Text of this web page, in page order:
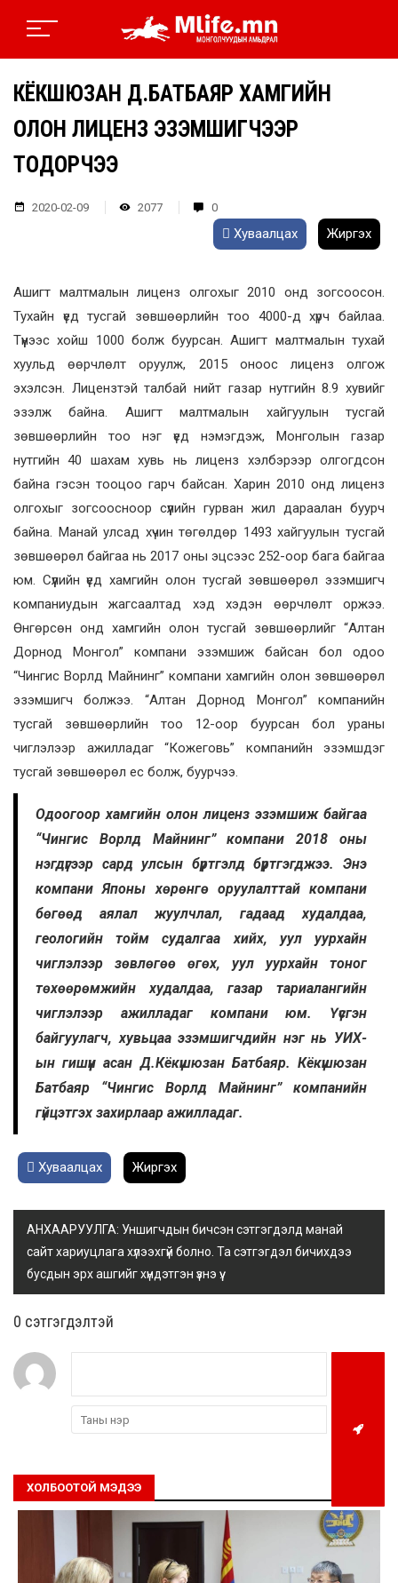
КЁКҮШЮЗАН Д.БАТБАЯР ХАМГИЙН
ОЛОН ЛИЦЕНЗ ЭЗЭМШИГЧЭЭР
ТОДОРЧЭЭ
2020-02-09 2077 0
Хуваалцах Жиргэх
Ашигт малтмалын лиценз олгохыг 2010 онд зогсоосон.
Тухайн үед тусгай зөвшөөрлийн тоо 4000-д хүрч байлаа.
Түүнээс хойш 1000 болж буурсан. Ашигт малтмалын тухай
хуульд өөрчлөлт оруулж, 2015 оноос лиценз олгож
эхэлсэн. Лицензтэй талбай нийт газар нутгийн 8.9 хувийг
эзэлж байна. Ашигт малтмалын хайгуулын тусгай
зөвшөөрлийн тоо нэг үед нэмэгдэж, Монголын газар
нутгийн 40 шахам хувь нь лиценз хэлбэрээр олгогдсон
байна гэсэн тооцоо гарч байсан. Харин 2010 онд лиценз
олгохыг зогсоосноор сүүлийн гурван жил дараалан буурч
байна. Манай улсад хүчин төгөлдөр 1493 хайгуулын тусгай
зөвшөөрөл байгаа нь 2017 оны эцсээс 252-оор бага байгаа
юм. Сүүлийн үед хамгийн олон тусгай зөвшөөрөл эзэмшигч
компаниудын жагсаалтад хэд хэдэн өөрчлөлт оржээ.
Өнгөрсөн онд хамгийн олон тусгай зөвшөөрлийг “Алтан
Дорнод Монгол” компани эзэмшиж байсан бол одоо
“Чингис Ворлд Майнинг” компани хамгийн олон зөвшөөрөл
эзэмшигч болжээ. “Алтан Дорнод Монгол” компанийн
тусгай зөвшөөрлийн тоо 12­-оор буурсан бол ураны
чиглэлээр ажилладаг “Кожеговь” компанийн эзэмшдэг
тусгай зөвшөөрөл ес болж, буурчээ.
Одоогоор хамгийн олон лиценз эзэмшиж байгаа
“Чингис Ворлд Майнинг” компани 2018 оны
нэгдүгээр сард улсын бүртгэлд бүртгэгджээ. Энэ
компани Японы хөрөнгө оруулалттай компани
бөгөөд аялал жуулчлал, гадаад худалдаа,
геологийн тойм судалгаа хийх, уул уурхайн
чиглэлээр зөвлөгөө өгөх, уул уурхайн тоног
төхөөрөмжийн худалдаа, газар тариалангийн
чиглэлээр ажилладаг компани юм. Үүсгэн
байгуулагч, хувьцаа эзэмшигчдийн нэг нь УИХ-
ын гишүүн асан Д.Кёкүшюзан Батбаяр. Кёкүшюзан
Батбаяр “Чингис Ворлд Майнинг” компанийн
гүйцэтгэх захирлаар ажилладаг.
Хуваалцах Жиргэх
АНХААРУУЛГА: Уншигчдын бичсэн сэтгэгдэлд манай
сайт хариуцлага хүлээхгүй болно. Та сэтгэгдэл бичихдээ
бусдын эрх ашгийг хүндэтгэн үзнэ үү.
0 cэтгэгдэлтэй
ХОЛБООТОЙ МЭДЭЭ